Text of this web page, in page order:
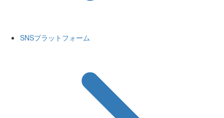
SNSプラットフォーム